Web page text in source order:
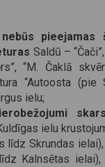
nebūs pieejamas
Saldū –
“M. Čaklā
“Autoosta (pie
ielu;
skars
ielu
līdz Skrundas
Kalnsētas ielai),